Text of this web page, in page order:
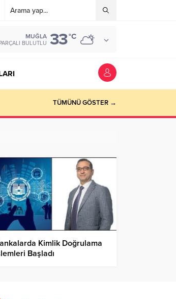
MUĞLA
PARÇALI BULUTLU 33°C
TÜMÜNÜ GÖSTER →
Kimlik Doğrulama
Başladı